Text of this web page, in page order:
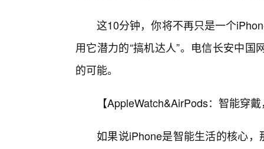
这10分钟，你将不再只是一个
用它潜力的“搞机达人”。电信长安中
的可能。
【AppleWatch&AirPods：智能穿
如果说iPhone是智能生活的核心